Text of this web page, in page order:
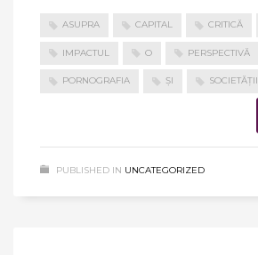
ASUPRA CAPITAL CRITICĂ
IMPACTUL O PERSPECTIVĂ
PORNOGRAFIA ȘI SOCIETĂȚII
PUBLISHED IN UNCATEGORIZED